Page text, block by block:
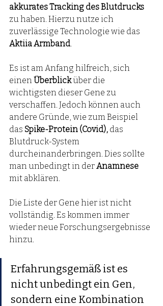
akkurates Tracking des Blutdrucks
zu haben. Hierzu nutze ich
zuverlässige Technologie wie das
Aktiia Armband
Es ist am Anfang hilfreich, sich
einen Überblick über die
wichtigsten dieser Gene zu
verschaffen. Jedoch können auch
andere Gründe, wie zum Beispiel
das Spike-Protein (Covid), das
Blutdruck-System
durcheinanderbringen. Dies sollte
man unbedingt in der Anamnese
mit abklären.
Die Liste der Gene hier ist nicht
vollständig. Es kommen immer
wieder neue Forschungsergebnisse
hinzu.
Erfahrungsgemäß ist es
nicht unbedingt ein Gen,
sondern eine Kombination